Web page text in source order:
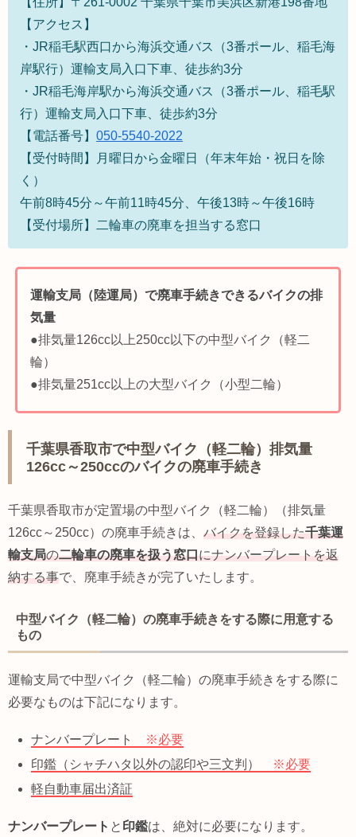
【アクセス】
・ JR稲毛駅西口から海浜交通バス（3番ポール、稲毛海
岸駅行）運輸支局入口下車、徒歩約3分
・ JR稲毛海岸駅から海浜交通バス（3番ポール、稲毛駅
行）運輸支局入口下車、徒歩約3分
【電話番号】 050-5540-2022
【受付時間】月曜日から金曜日（年末年始・祝日を除
く）
午前8時45分～午前11時45分、午後13時～午後16時
【受付場所】二輪車の廃車を担当する窓口
運輸支局（陸運局）で廃車手続きできるバイクの排
気量
●排気量126cc以上250cc以下の中型バイク（軽二
輪）
●排気量251cc以上の大型バイク（小型二輪）
千葉県香取市で中型バイク（軽二輪）排気量
126cc～250ccのバイクの廃車手続き
千葉県香取市が定置場の中型バイク（軽二輪）（排気量
126cc～250cc）の廃車手続きは、 バイクを登録した千葉運
輸支局の二輪車の廃車を扱う窓口にナンバープレートを返
納する事で、廃車手続きが完了いたします。
中型バイク（軽二輪）の廃車手続きをする際に用意する
もの
運輸支局で中型バイク（軽二輪）の廃車手続きをする際に
必要なものは下記になります。
ナンバープレート
※必要
印鑑（シャチハタ以外の認印や三文判）
※必要
軽自動車届出済証
ナンバープレート と 印鑑は、絶対に必要になります。